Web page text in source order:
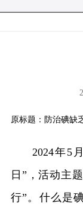
原标题：防治碘缺
2024年5
日”，活动主
行”。什么是